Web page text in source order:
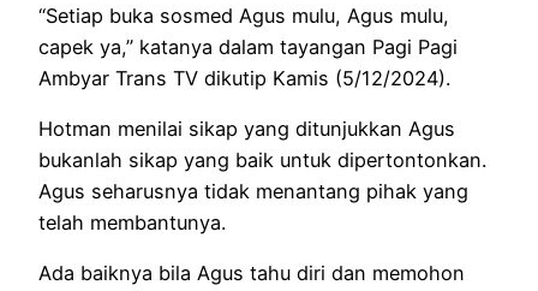
“Setiap buka sosmed Agus mulu, Agus mulu,
capek ya,” katanya dalam tayangan Pagi Pagi
Ambyar Trans TV dikutip Kamis (5/12/2024).
Hotman menilai sikap yang ditunjukkan Agus
bukanlah sikap yang baik untuk dipertontonkan.
Agus seharusnya tidak menantang pihak yang
telah membantunya.
Ada baiknya bila Agus tahu diri dan memohon